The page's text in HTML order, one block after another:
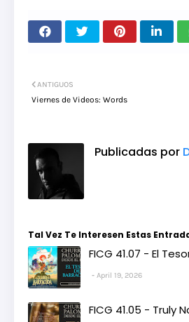
ANTIGUOS
Viernes de Videos: Words
Publicadas por
Tal Vez Te Interesen Estas
FICG 41.07 - El
April 19, 2026
FICG 41.05 - Truly